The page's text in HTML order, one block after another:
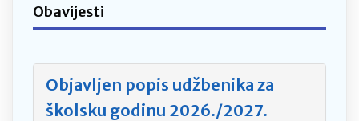
Obavijesti
Objavljen popis udžbenika za
školsku godinu 2026./2027.